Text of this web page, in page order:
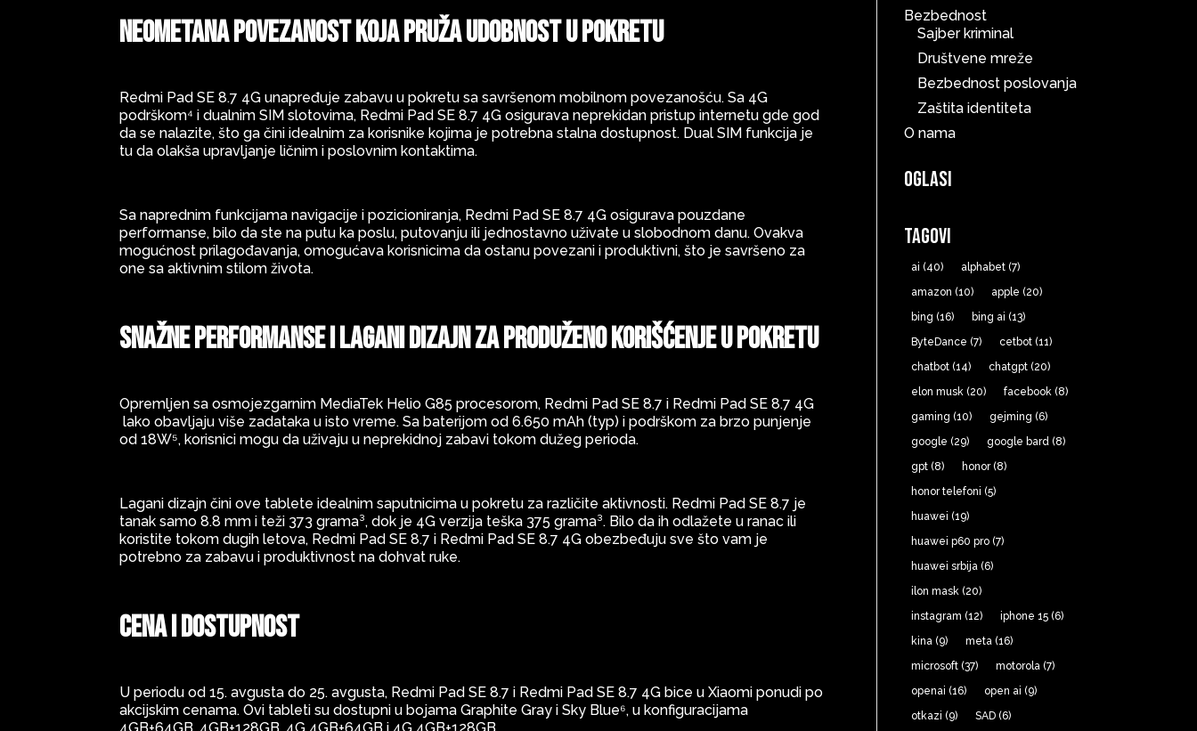
Neometana povezanost koja pruža udobnost u pokretu
Redmi Pad SE 8.7 4G unapređuje zabavu u pokretu sa savršenom mobilnom povezanošću. Sa 4G
podrškom⁴ i dualnim SIM slotovima, Redmi Pad SE 8.7 4G osigurava neprekidan pristup internetu gde god
da se nalazite, što ga čini idealnim za korisnike kojima je potrebna stalna dostupnost. Dual SIM funkcija je
tu da olakša upravljanje ličnim i poslovnim kontaktima.
Sa naprednim funkcijama navigacije i pozicioniranja, Redmi Pad SE 8.7 4G osigurava pouzdane
performanse, bilo da ste na putu ka poslu, putovanju ili jednostavno uživate u slobodnom danu. Ovakva
mogućnost prilagođavanja, omogućava korisnicima da ostanu povezani i produktivni, što je savršeno za
one sa aktivnim stilom života.
Snažne performanse i lagani dizajn za produženo korišćenje u pokretu
Opremljen sa osmojezgarnim MediaTek Helio G85 procesorom, Redmi Pad SE 8.7 i Redmi Pad SE 8.7 4G
lako obavljaju više zadataka u isto vreme. Sa baterijom od 6.650 mAh (typ) i podrškom za brzo punjenje
od 18W⁵, korisnici mogu da uživaju u neprekidnoj zabavi tokom dužeg perioda.
Lagani dizajn čini ove tablete idealnim saputnicima u pokretu za različite aktivnosti. Redmi Pad SE 8.7 je
tanak samo 8.8 mm i teži 373 grama³, dok je 4G verzija teška 375 grama³. Bilo da ih odlažete u ranac ili
koristite tokom dugih letova, Redmi Pad SE 8.7 i Redmi Pad SE 8.7 4G obezbeđuju sve što vam je
potrebno za zabavu i produktivnost na dohvat ruke.
Cena i dostupnost
U periodu od 15. avgusta do 25. avgusta, Redmi Pad SE 8.7 i Redmi Pad SE 8.7 4G bice u Xiaomi ponudi po
akcijskim cenama. Ovi tableti su dostupni u bojama Graphite Gray i Sky Blue⁶, u konfiguracijama
Bezbednost
Sajber kriminal
Društvene mreže
Bezbednost poslovanja
Zaštita identiteta
O nama
Oglasi
Tagovi
ai (40) alphabet (7)
amazon (10) apple (20)
bing (16) bing ai (13)
ByteDance (7) cetbot (11)
chatbot (14) chatgpt (20)
elon musk (20) facebook (8)
gaming (10) gejming (6)
google (29) google bard (8)
gpt (8) honor(8)
honor telefoni (5)
huawei (19)
huawei p60 pro (7)
huawei srbija (6)
ilon mask (20)
instagram (12) iphone 15 (6)
kina (9) meta (16)
microsoft (37) motorola (7)
openai (16) open ai (9)
otkazi (9) SAD (6)